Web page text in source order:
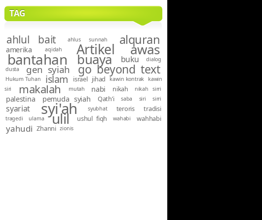
TAG
ahlul bait ahlus sunnah alquran
amerika aqidah Artikel awas
bantahan buaya buku
dialog
dusta
gen syiah go beyond text
Hukum Tuhan islam israel jihad kawin kontrak
kawin
siri
makalah mutah nabi nikah nikah sirri
palestina pemuda syiah Qath’i saba siri sirri
syariat syi'ah syubhat teroris tradisi
tragedi ulama ulil ushul fiqh wahabi wahhabi
yahudi Zhanni zionis